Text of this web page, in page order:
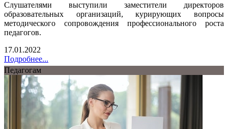
Слушателями выступили заместители директоров
образовательных организаций, курирующих вопросы
методического сопровождения профессионального роста
педагогов.
17.01.2022
Подробнее...
Педагогам